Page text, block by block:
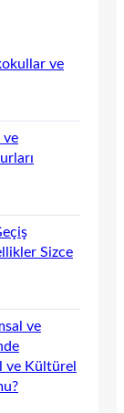
ve
ve
Sizce
ve
ve Kültürel